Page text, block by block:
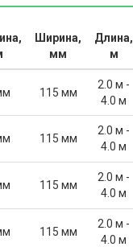
Ширина,
мм
Длина,
м
115 мм
2.0 м -
4.0 м
115 мм
2.0 м -
4.0 м
115 мм
2.0 м -
4.0 м
115 мм
2.0 м -
4.0 м